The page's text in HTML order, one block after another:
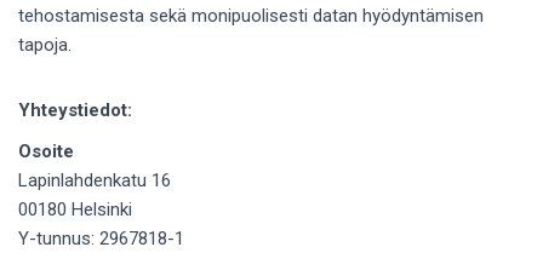
tehostamisesta sekä monipuolisesti datan hyödyntämisen
tapoja.
Yhteystiedot:
Osoite
Lapinlahdenkatu 16
00180 Helsinki
Y-tunnus: 2967818-1